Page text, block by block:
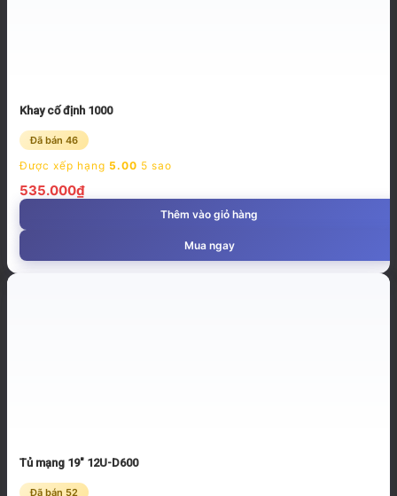
Khay cố định 1000
Đã bán 46
Được xếp hạng 5.00 5 sao
535.000₫
Thêm vào giỏ hàng
Mua ngay
Tủ mạng 19″ 12U-D600
Đã bán 52